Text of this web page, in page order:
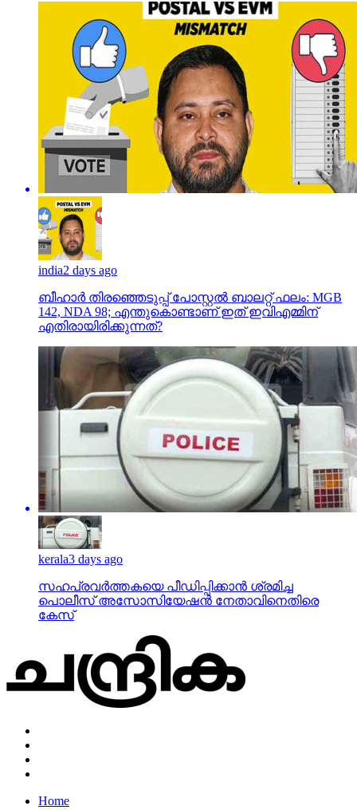
india2 days ago
ബീഹാർ തിരഞ്ഞെടുപ്പ് പോസ്റ്റൽ ബാലറ്റ് ഫലം: MGB
142, NDA 98; എന്തുകൊണ്ടാണ് ഇത് ഇവിഎമ്മിന്
എതിരായിരിക്കുന്നത്?
kerala3 days ago
സഹപ്രവര്‍ത്തകയെ പീഡിപ്പിക്കാന്‍ ശ്രമിച്ച
പൊലീസ് അസോസിയേഷന്‍ നേതാവിനെതിരെ
കേസ്
Home